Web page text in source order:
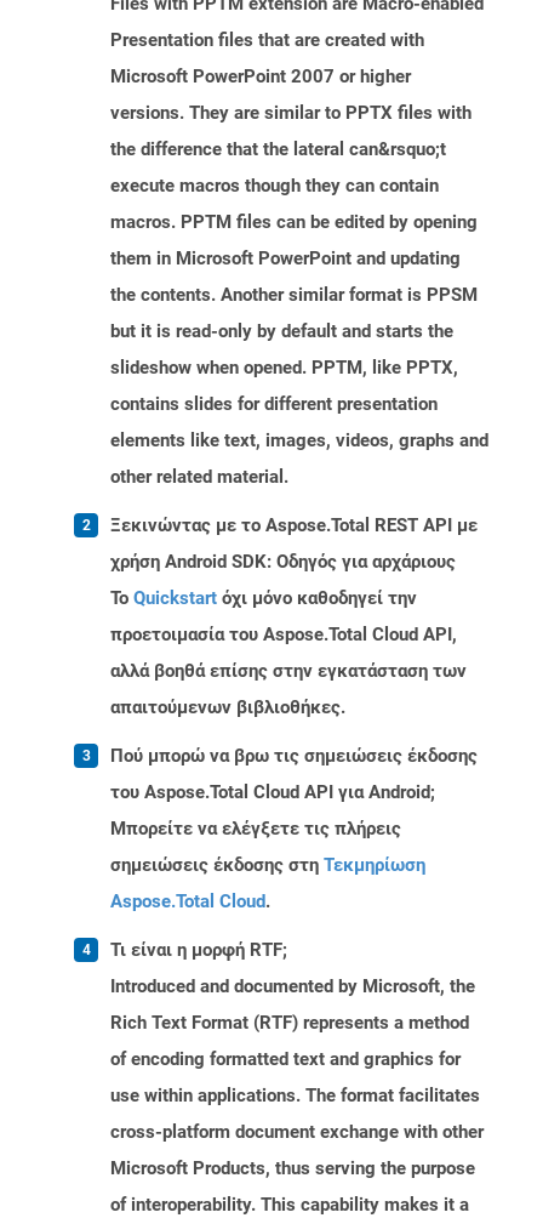
Presentation files that are created with
Microsoft PowerPoint 2007 or higher
versions. They are similar to PPTX files with
the difference that the lateral can&rsquo;t
execute macros though they can contain
macros. PPTM files can be edited by opening
them in Microsoft PowerPoint and updating
the contents. Another similar format is PPSM
but it is read-only by default and starts the
slideshow when opened. PPTM, like PPTX,
contains slides for different presentation
elements like text, images, videos, graphs and
other related material.
Ξεκινώντας με το Aspose.Total REST API με
χρήση Android SDK: Οδηγός για αρχάριους
Το Quickstart όχι μόνο καθοδηγεί την
προετοιμασία του Aspose.Total Cloud API,
αλλά βοηθά επίσης στην εγκατάσταση των
απαιτούμενων βιβλιοθήκες.
Πού μπορώ να βρω τις σημειώσεις έκδοσης
του Aspose.Total Cloud API για Android;
Μπορείτε να ελέγξετε τις πλήρεις
σημειώσεις έκδοσης στη Τεκμηρίωση
Aspose.Total Cloud.
Τι είναι η μορφή RTF;
Introduced and documented by Microsoft, the
Rich Text Format (RTF) represents a method
of encoding formatted text and graphics for
use within applications. The format facilitates
cross-platform document exchange with other
Microsoft Products, thus serving the purpose
of interoperability. This capability makes it a